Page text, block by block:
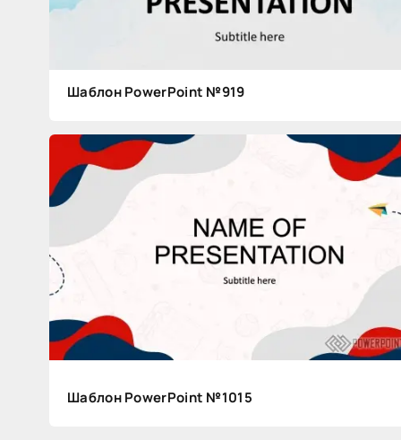
Шаблон PowerPoint №919
Шаблон PowerPoint №1015